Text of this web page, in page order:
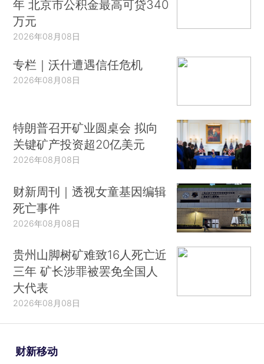
年 北京市公积金最高可贷340
万元
2026年08月08日
专栏｜沃什遭遇信任危机
2026年08月08日
特朗普召开矿业圆桌会 拟向
关键矿产投资超20亿美元
2026年08月08日
财新周刊｜透视女童基因编辑
死亡事件
2026年08月08日
贵州山脚树矿难致16人死亡近
三年 矿长涉罪被罢免全国人
大代表
2026年08月08日
财新移动